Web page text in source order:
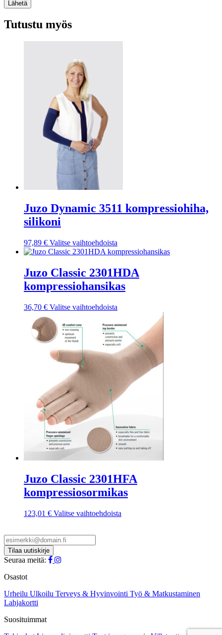
Lähetä
Tutustu myös
Juzo Dynamic 3511 kompressiohiha,
silikoni
97,89 € Valitse vaihtoehdoista
tuotteella
useampi
muunnelma.
Voit
tuotteen
sivulla.
Juzo Classic 2301HDA
kompressiohansikas
36,70 € Valitse vaihtoehdoista
on
useampi
muunnelma.
Voit
tehdä
tuotteen
sivulla.
Juzo Classic 2301HFA
kompressiosormikas
123,01 € Valitse vaihtoehdoista
sivulla.
Seuraa meitä:
Osastot
Urheilu Ulkoilu Terveys & Hyvinvointi Työ & Matkustaminen
Lahjakortti
Suosituimmat